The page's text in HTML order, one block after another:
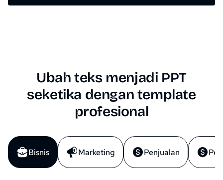
Ubah teks menjadi PPT
seketika dengan template
profesional
Bisnis Marketing Penjualan